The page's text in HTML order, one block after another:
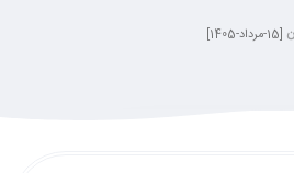
[15-مرداد-1405]